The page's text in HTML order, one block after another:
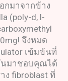
กมาจากข้าง
(poly-d, l-
จึงหมด
เข้มข้นที่
นมาชอบคุณได้
ง fibroblast ที่